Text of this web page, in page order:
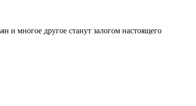
и многое другое станут залогом настоящего